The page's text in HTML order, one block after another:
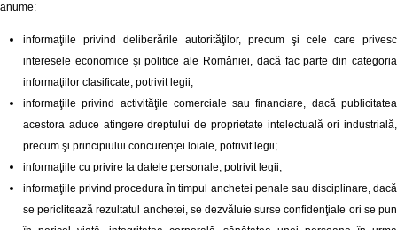
anume:
informaţiile privind deliberările autorităţilor, precum şi cele care privesc
interesele economice şi politice ale României, dacă fac parte din categoria
informaţiilor clasificate, potrivit legii;
informaţiile privind activităţile comerciale sau financiare, dacă publicitatea
acestora aduce atingere dreptului de proprietate intelectuală ori industrială,
precum şi principiului concurenţei loiale, potrivit legii;
informaţiile cu privire la datele personale, potrivit legii;
informaţiile privind procedura în timpul anchetei penale sau disciplinare, dacă
se periclitează rezultatul anchetei, se dezvăluie surse confidenţiale ori se pun